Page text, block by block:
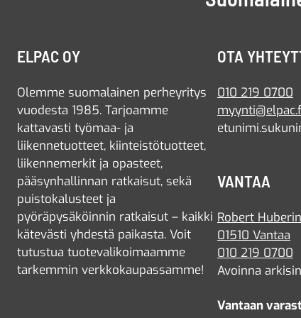
ELPAC OY
Olemme suomalainen perheyritys
vuodesta 1985. Tarjoamme
kattavasti työmaa- ja
liikennetuotteet, kiinteistötuotteet,
liikennemerkit ja opasteet,
pääsynhallinnan ratkaisut, sekä
puistokalusteet ja
pyöräpysäköinnin ratkaisut – kaikki
kätevästi yhdestä paikasta. Voit
tutustua tuotevalikoimaamme
tarkemmin verkkokaupassamme!
OTA
010 219 0700
VANTAA
Robert
01510 Vantaa
010 219 0700
Avoinna
Vantaan